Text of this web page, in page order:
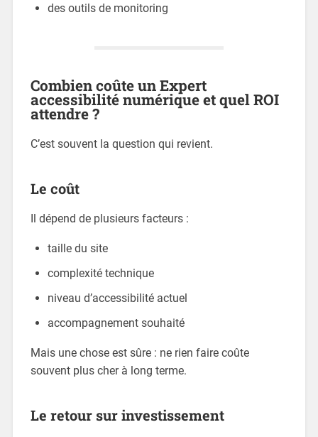
des outils de monitoring
Combien coûte un Expert
accessibilité numérique et quel ROI
attendre ?
C’est souvent la question qui revient.
Le coût
Il dépend de plusieurs facteurs :
taille du site
complexité technique
niveau d’accessibilité actuel
accompagnement souhaité
Mais une chose est sûre : ne rien faire coûte
souvent plus cher à long terme.
Le retour sur investissement